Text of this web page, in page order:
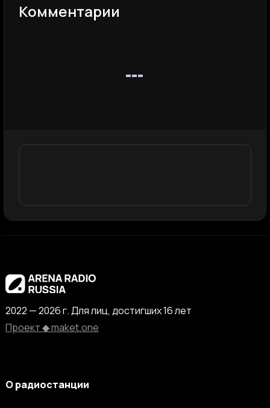
Комментарии
2022 — 2026 г. Для лиц, достигших 16 лет
Проект ◆ maket.one
О радиостанции